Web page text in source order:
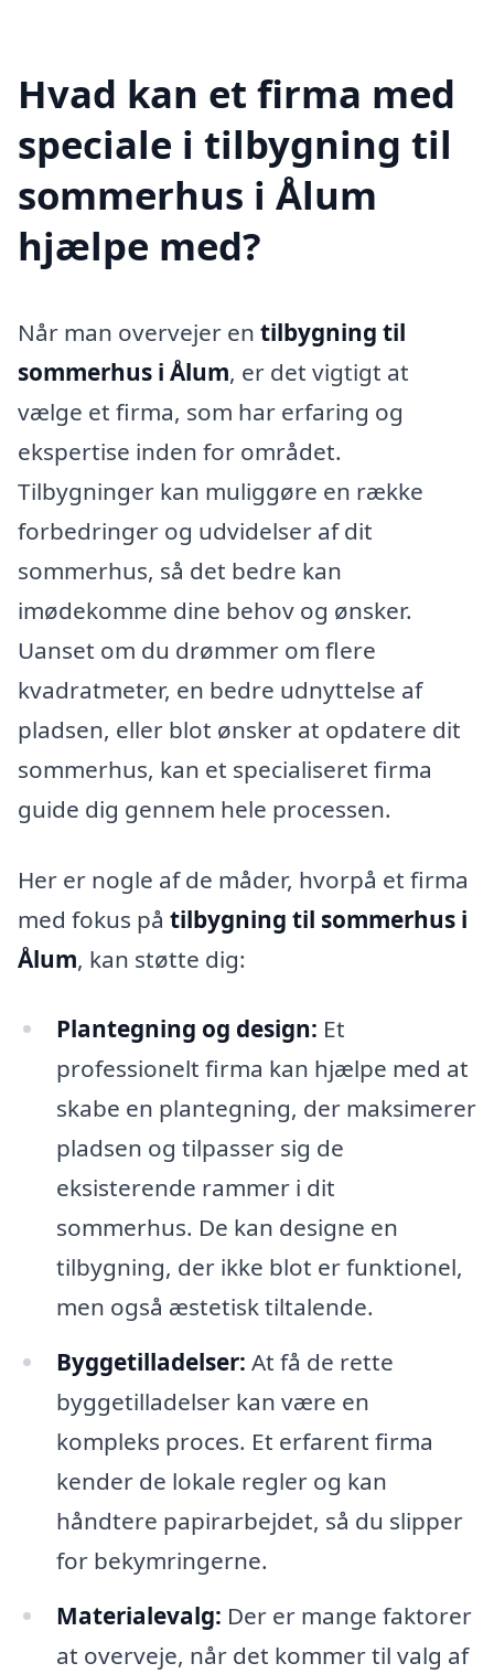
Hvad kan et firma med
speciale i tilbygning til
sommerhus i Ålum
hjælpe med?
Når man overvejer en tilbygning til
sommerhus i Ålum, er det vigtigt at
vælge et firma, som har erfaring og
ekspertise inden for området.
Tilbygninger kan muliggøre en række
forbedringer og udvidelser af dit
sommerhus, så det bedre kan
imødekomme dine behov og ønsker.
Uanset om du drømmer om flere
kvadratmeter, en bedre udnyttelse af
pladsen, eller blot ønsker at opdatere dit
sommerhus, kan et specialiseret firma
guide dig gennem hele processen.
Her er nogle af de måder, hvorpå et firma
med fokus på tilbygning til sommerhus i
Ålum, kan støtte dig:
Plantegning og design: Et
professionelt firma kan hjælpe med at
skabe en plantegning, der maksimerer
pladsen og tilpasser sig de
eksisterende rammer i dit
sommerhus. De kan designe en
tilbygning, der ikke blot er funktionel,
men også æstetisk tiltalende.
Byggetilladelser: At få de rette
byggetilladelser kan være en
kompleks proces. Et erfarent firma
kender de lokale regler og kan
håndtere papirarbejdet, så du slipper
for bekymringerne.
Materialevalg: Der er mange faktorer
at overveje, når det kommer til valg af